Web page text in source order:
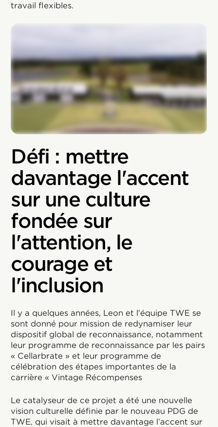
travail flexibles.
Défi : mettre
davantage l'accent
sur une culture
fondée sur
l'attention, le
courage et
l'inclusion
Il y a quelques années, Leon et l'équipe TWE se
sont donné pour mission de redynamiser leur
dispositif global de reconnaissance, notamment
leur programme de reconnaissance par les pairs
« Cellarbrate » et leur programme de
célébration des étapes importantes de la
carrière « Vintage Récompenses
Le catalyseur de ce projet a été une nouvelle
vision culturelle définie par le nouveau PDG de
TWE, qui visait à mettre davantage l’accent sur